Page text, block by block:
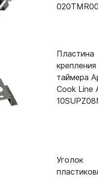
Пластина
крепления
таймера
Cook Line
Уголок